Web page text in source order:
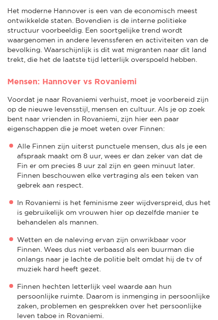
Het moderne Hannover is een van de economisch meest
ontwikkelde staten. Bovendien is de interne politieke
structuur voorbeeldig. Een soortgelijke trend wordt
waargenomen in andere levenssferen en activiteiten van de
bevolking. Waarschijnlijk is dit wat migranten naar dit land
trekt, die het de laatste tijd letterlijk overspoeld hebben.
Mensen: Hannover vs Rovaniemi
Voordat je naar Rovaniemi verhuist, moet je voorbereid zijn
op de nieuwe levensstijl, mensen en cultuur. Als je op zoek
bent naar vrienden in Rovaniemi, zijn hier een paar
eigenschappen die je moet weten over Finnen:
Alle Finnen zijn uiterst punctuele mensen, dus als je een
afspraak maakt om 8 uur, wees er dan zeker van dat de
Fin er om precies 8 uur zal zijn en geen minuut later.
Finnen beschouwen elke vertraging als een teken van
gebrek aan respect.
In Rovaniemi is het feminisme zeer wijdverspreid, dus het
is gebruikelijk om vrouwen hier op dezelfde manier te
behandelen als mannen.
Wetten en de naleving ervan zijn onwrikbaar voor
Finnen. Wees dus niet verbaasd als een buurman die
onlangs naar je lachte de politie belt omdat hij de tv of
muziek hard heeft gezet.
Finnen hechten letterlijk veel waarde aan hun
persoonlijke ruimte. Daarom is inmenging in persoonlijke
zaken, problemen en gesprekken over het persoonlijke
leven taboe in Rovaniemi.